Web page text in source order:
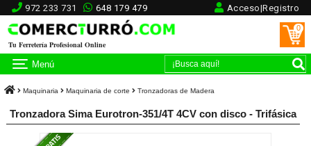
972 233 731 648 179 479 Acceso|Registro
Tu Ferretería Profesional Online
0
Menú
Maquinaria Maquinaria de corte Tronzadoras de Madera
Tronzadora Sima Eurotron-351/4T 4CV con disco - Trifásica